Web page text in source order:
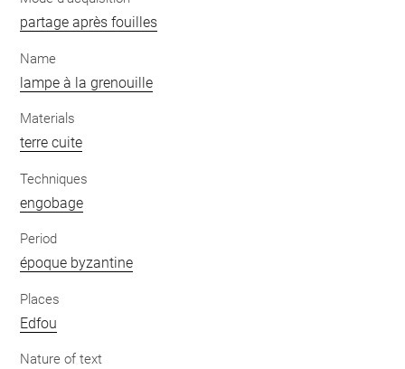
partage après fouilles
Name
lampe à la grenouille
Materials
terre cuite
Techniques
engobage
Period
époque byzantine
Places
Edfou
Nature of text